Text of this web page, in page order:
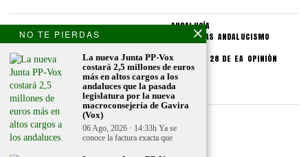
POLÍTICA SOCIEDAD CULTURA
ANDALUCÍA
PROVINCIAS ANDALUCISMO
SINDICATOS
CRONIQUEA DIVULGUEA EXPLIQUEA LAS 28 DE EA OPINIÓN
CONDICIONES LEGALES
Politica de privacidad
NO TE PIERDAS
La nueva Junta PP-Vox
costará 2,5 millones de euros
más en altos cargos a los
andaluces que la pasada
legislatura por la nueva
macroconsejería de Gavira
(Vox)
06 Ago, 2026 · 14:33h Ya se
conoce la factura exacta que